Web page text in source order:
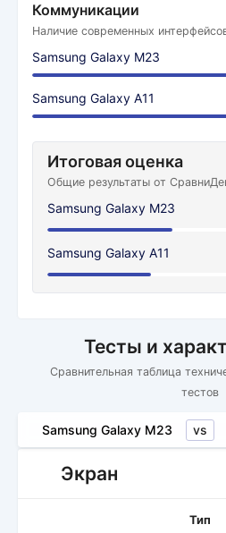
Коммуникации
Наличие современных
Samsung Galaxy M23
Samsung Galaxy A11
Итоговая оценка
Общие результаты от
Samsung Galaxy M23
Samsung Galaxy A11
Тесты и
Сравнительная таблица
тестов
Samsung Galaxy M23 vs
Экран
Тип